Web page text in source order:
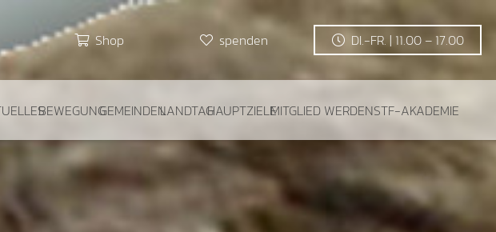
Shop spenden DI.-FR. | 11.00 – 17.00
BEWEGUNGGEMEINDENLANDTAGHAUPTZIELEMITGLIED WERDENSTF-AKADEMIE